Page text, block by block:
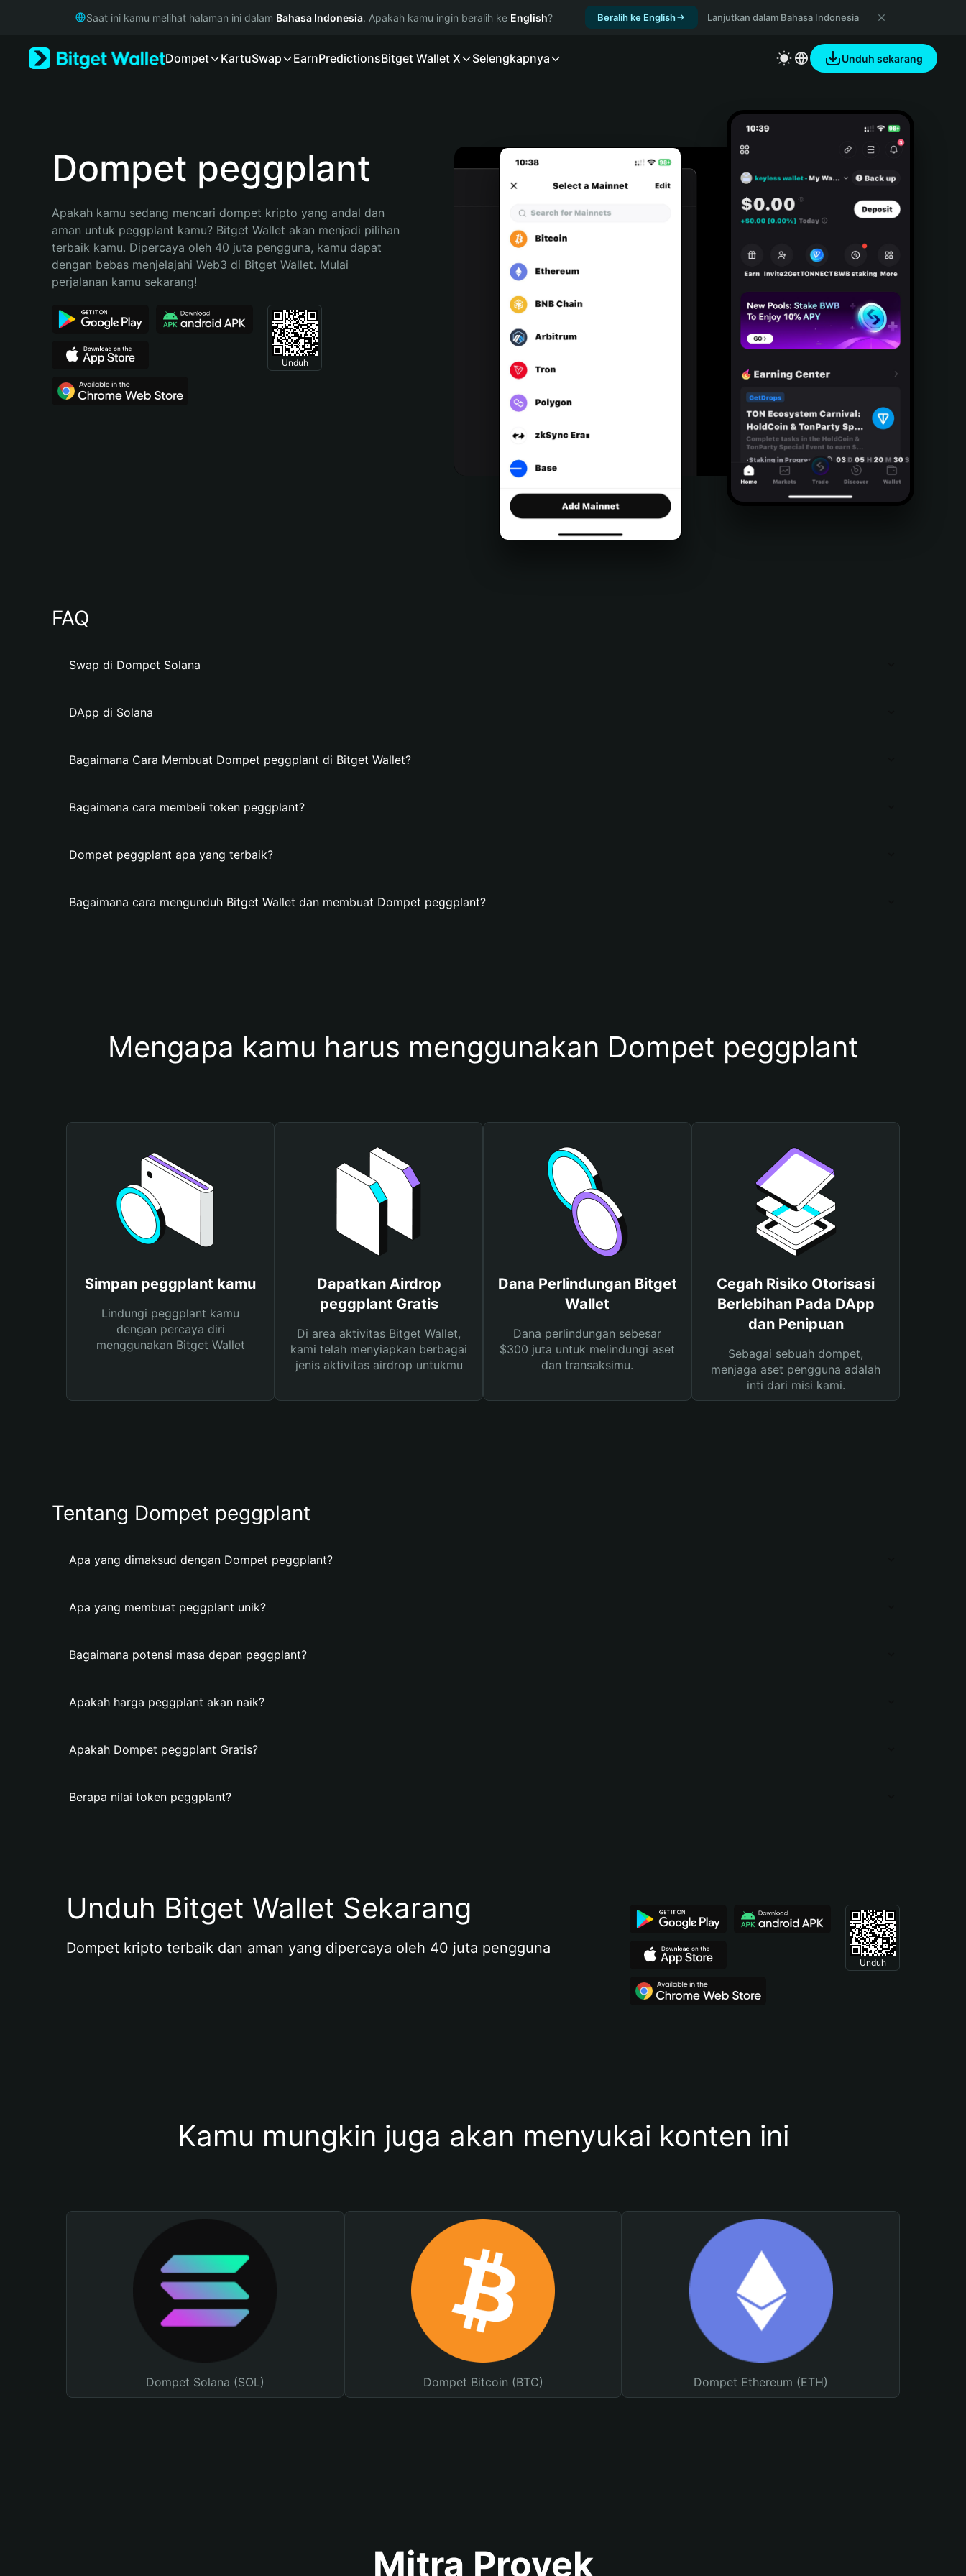
Русский
Bahasa Indonesia
Español (Argentina)
Saat ini kamu melihat halaman ini dalam Bahasa Indonesia. Apakah kamu ingin beralih ke English? Beralih ke English Lanjutkan dalam Bahasa Indonesia
Dompet KartuSwap EarnPredictionsBitget Wallet X Selengkapnya Unduh sekarang
Dompet peggplant
Apakah kamu sedang mencari dompet kripto yang andal dan
aman untuk peggplant kamu? Bitget Wallet akan menjadi pilihan
terbaik kamu. Dipercaya oleh 40 juta pengguna, kamu dapat
dengan bebas menjelajahi Web3 di Bitget Wallet. Mulai
perjalanan kamu sekarang!
Unduh
FAQ
Swap di Dompet Solana
DApp di Solana
Bagaimana Cara Membuat Dompet peggplant di Bitget Wallet?
Bagaimana cara membeli token peggplant?
Dompet peggplant apa yang terbaik?
Bagaimana cara mengunduh Bitget Wallet dan membuat Dompet peggplant?
Mengapa kamu harus menggunakan Dompet peggplant
Simpan peggplant kamu
Lindungi peggplant kamu
dengan percaya diri
menggunakan Bitget Wallet
Dapatkan Airdrop
peggplant Gratis
Di area aktivitas Bitget Wallet,
kami telah menyiapkan berbagai
jenis aktivitas airdrop untukmu
Dana Perlindungan Bitget
Wallet
Dana perlindungan sebesar
$300 juta untuk melindungi aset
dan transaksimu.
Cegah Risiko Otorisasi
Berlebihan Pada DApp
dan Penipuan
Sebagai sebuah dompet,
menjaga aset pengguna adalah
inti dari misi kami.
Tentang Dompet peggplant
Apa yang dimaksud dengan Dompet peggplant?
Apa yang membuat peggplant unik?
Bagaimana potensi masa depan peggplant?
Apakah harga peggplant akan naik?
Apakah Dompet peggplant Gratis?
Berapa nilai token peggplant?
Unduh Bitget Wallet Sekarang
Dompet kripto terbaik dan aman yang dipercaya oleh 40 juta pengguna
Unduh
Kamu mungkin juga akan menyukai konten ini
Dompet Solana (SOL) Dompet Bitcoin (BTC) Dompet Ethereum (ETH)
Mitra Proyek